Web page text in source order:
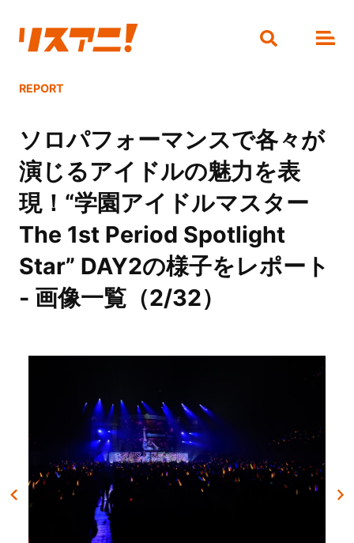
REPORT
ソロパフォーマンスで各々が
演じるアイドルの魅力を表
現！“学園アイドルマスター
The 1st Period Spotlight
Star” DAY2の様子をレポート
- 画像一覧（2/32）